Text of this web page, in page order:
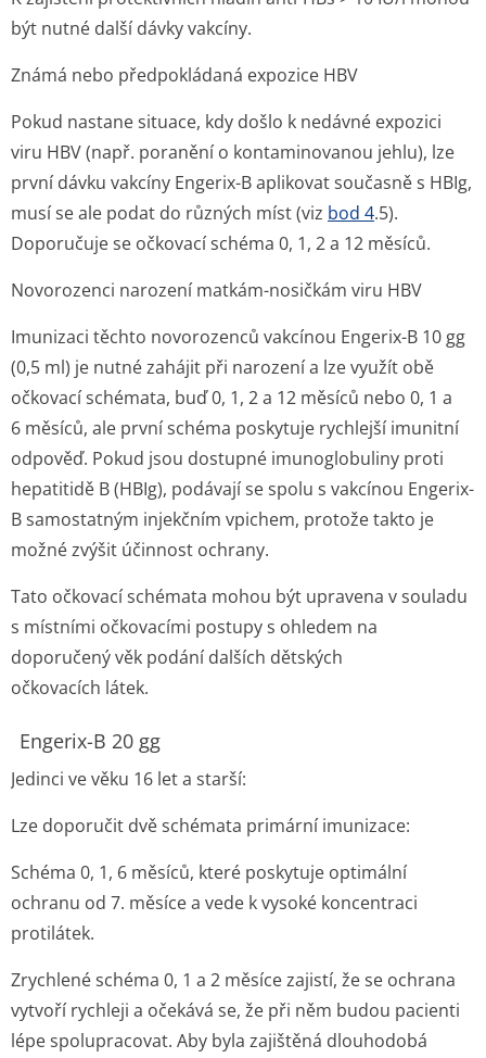
být nutné další dávky vakcíny.
Známá nebo předpokládaná expozice HBV
Pokud nastane situace, kdy došlo k nedávné expozici
viru HBV (např. poranění o kontaminovanou jehlu), lze
první dávku vakcíny Engerix-B aplikovat současně s HBIg,
musí se ale podat do různých míst (viz bod 4.5).
Doporučuje se očkovací schéma 0, 1, 2 a 12 měsíců.
Novorozenci narození matkám-nosičkám viru HBV
Imunizaci těchto novorozenců vakcínou Engerix-B 10 gg
(0,5 ml) je nutné zahájit při narození a lze využít obě
očkovací schémata, buď 0, 1, 2 a 12 měsíců nebo 0, 1 a
6 měsíců, ale první schéma poskytuje rychlejší imunitní
odpověď. Pokud jsou dostupné imunoglobuliny proti
hepatitidě B (HBIg), podávají se spolu s vakcínou Engerix-
B samostatným injekčním vpichem, protože takto je
možné zvýšit účinnost ochrany.
Tato očkovací schémata mohou být upravena v souladu
s místními očkovacími postupy s ohledem na
doporučený věk podání dalších dětských
očkovacích látek.
Engerix-B 20 gg
Jedinci ve věku 16 let a starší:
Lze doporučit dvě schémata primární imunizace:
Schéma 0, 1, 6 měsíců, které poskytuje optimální
ochranu od 7. měsíce a vede k vysoké koncentraci
protilátek.
Zrychlené schéma 0, 1 a 2 měsíce zajistí, že se ochrana
vytvoří rychleji a očekává se, že při něm budou pacienti
lépe spolupracovat. Aby byla zajištěná dlouhodobá